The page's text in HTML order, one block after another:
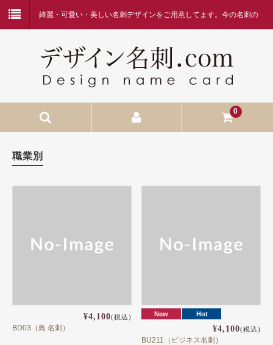
綺麗・可愛い・美しい名刺デザインをご用意してます。今の名刺の
デザインに何か物足りなさを感じている方、デザイン名刺.comを是
0
HOME
お問合せ
職業別
¥4,100(税込)
BD03（鳥 名刺）
New Hot
¥4,100(税込)
BU211（ビジネス名刺）